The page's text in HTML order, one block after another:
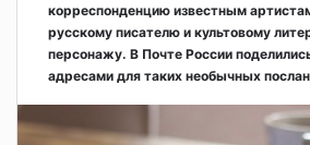
корреспонденцию известным
русскому писателю и культовому
персонажу. В Почте России
адресами для таких необычных